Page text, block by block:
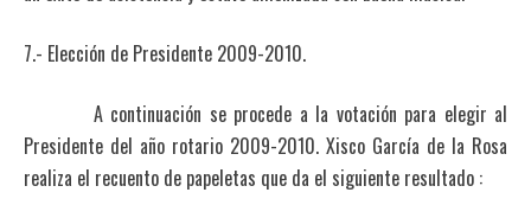
7.- Elección de Presidente 2009-2010.
A continuación se procede a la votación para elegir al
Presidente del año rotario 2009-2010. Xisco García de la Rosa
realiza el recuento de papeletas que da el siguiente resultado :